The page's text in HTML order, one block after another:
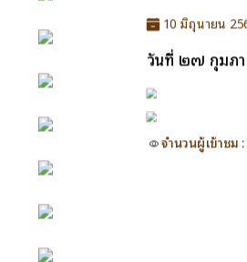
10 มิถุนายน
วันที่ ๒๗ กุมภา
จำนวนผู้เข้าชม